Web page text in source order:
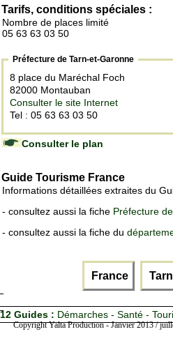
Tarifs, conditions spéciales :
Nombre de places limité
05 63 63 03 50
Préfecture de Tarn-et-Garonne
8 place du Maréchal Foch
82000 Montauban
Consulter le site Internet
Tel : 05 63 63 03 50
Consulter le plan
Guide Tourisme France
Informations détaillées extraites du
- consultez aussi la fiche Préfecture
- consultez aussi la fiche du
France
12 Guides : Démarches - Santé -
Copyright Yalta Production - Janvier 2013 /